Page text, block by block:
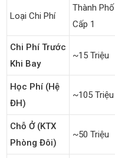
Loại Chi Phí
Thành Phố
Cấp 1
Chi Phí Trước
Khi Bay
~15 Triệu
Học Phí (hệ
ĐH)
~105 Triệu
Chỗ Ở (KTX
Phòng Đôi)
~50 Triệu